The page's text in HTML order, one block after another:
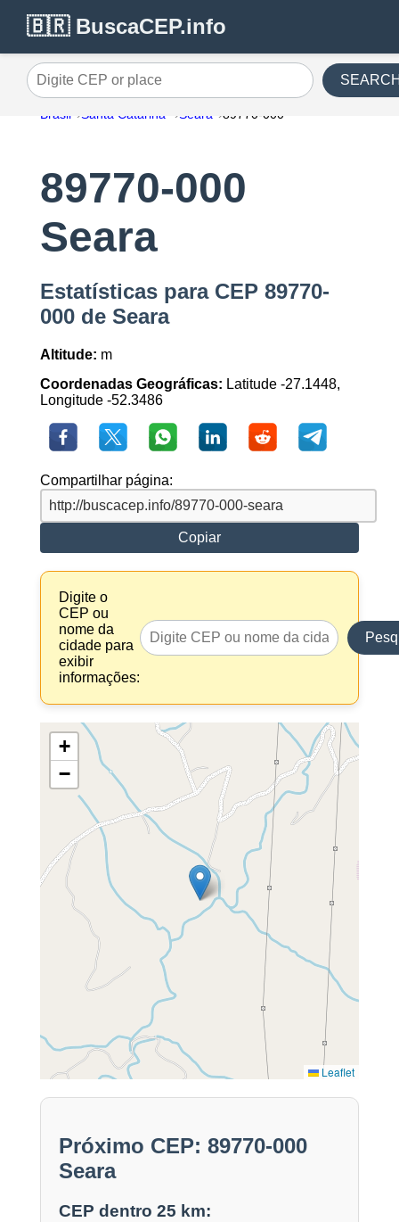
🇧🇷 BuscaCEP.info
Digite CEP or place
Brasil Santa Catarina Seara 89770-000
89770-000
Seara
Estatísticas para CEP 89770-
000 de Seara
Altitude: m
Coordenadas Geográficas: Latitude -27.1448,
Longitude -52.3486
Compartilhar página:
Copiar
Digite o
CEP ou
nome da
cidade para
exibir
informações:
+
−
Leaflet
Próximo CEP: 89770-000
Seara
CEP dentro 25 km: